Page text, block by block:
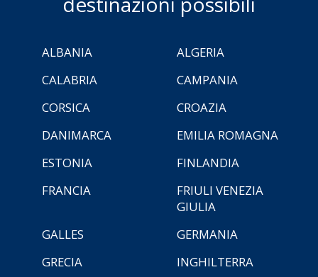
ALBANIA
ALGERIA
CALABRIA
CAMPANIA
CORSICA
CROAZIA
DANIMARCA
EMILIA ROMAGNA
ESTONIA
FINLANDIA
FRANCIA
FRIULI VENEZIA
GIULIA
GALLES
GERMANIA
GRECIA
INGHILTERRA